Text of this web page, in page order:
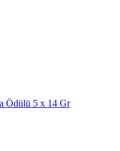
Ödülü 5 x 14 Gr